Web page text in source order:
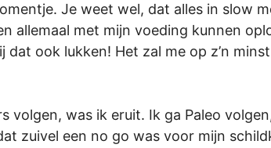
Je weet wel, dat alles in slow
allemaal met mijn voeding kunnen
dat ook lukken! Het zal me op z’n
volgen, was ik eruit. Ik ga Paleo
zuivel een no go was voor mijn